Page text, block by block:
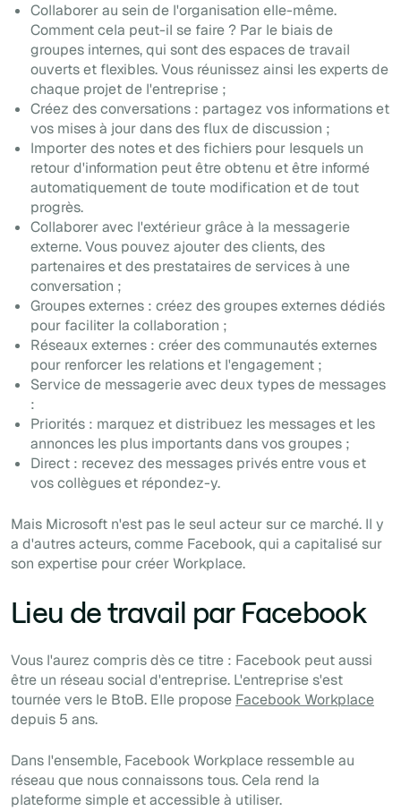
Collaborer au sein de l'organisation elle-même.
Comment cela peut-il se faire ? Par le biais de
groupes internes, qui sont des espaces de travail
ouverts et flexibles. Vous réunissez ainsi les experts de
chaque projet de l'entreprise ;
Créez des conversations : partagez vos informations et
vos mises à jour dans des flux de discussion ;
Importer des notes et des fichiers pour lesquels un
retour d'information peut être obtenu et être informé
automatiquement de toute modification et de tout
progrès.
Collaborer avec l'extérieur grâce à la messagerie
externe. Vous pouvez ajouter des clients, des
partenaires et des prestataires de services à une
conversation ;
Groupes externes : créez des groupes externes dédiés
pour faciliter la collaboration ;
Réseaux externes : créer des communautés externes
pour renforcer les relations et l'engagement ;
Service de messagerie avec deux types de messages
:
Priorités : marquez et distribuez les messages et les
annonces les plus importants dans vos groupes ;
Direct : recevez des messages privés entre vous et
vos collègues et répondez-y.
Mais Microsoft n'est pas le seul acteur sur ce marché. Il y
a d'autres acteurs, comme Facebook, qui a capitalisé sur
son expertise pour créer Workplace.
Lieu de travail par Facebook
Vous l'aurez compris dès ce titre : Facebook peut aussi
être un réseau social d'entreprise. L'entreprise s'est
tournée vers le BtoB. Elle propose Facebook Workplace
depuis 5 ans.
Dans l'ensemble, Facebook Workplace ressemble au
réseau que nous connaissons tous. Cela rend la
plateforme simple et accessible à utiliser.